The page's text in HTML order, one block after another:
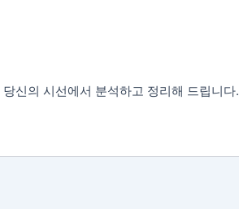
신의 시선에서 분석하고 정리해 드립니다.